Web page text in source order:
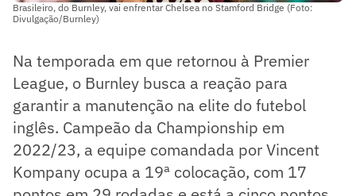
Brasileiro, do Burnley, vai enfrentar Chelsea no Stamford Bridge (Foto:
Divulgação/Burnley)
Na temporada em que retornou à Premier
League, o Burnley busca a reação para
garantir a manutenção na elite do futebol
inglês. Campeão da Championship em
2022/23, a equipe comandada por Vincent
Kompany ocupa a 19ª colocação, com 17